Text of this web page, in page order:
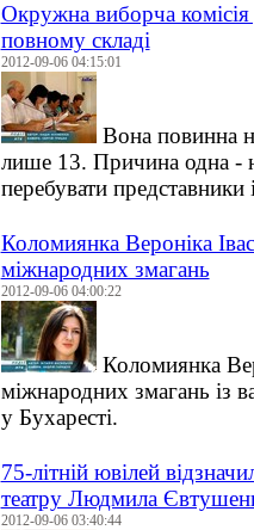
Окружна виборча
повному складі
2012-09-06 04:15:01
Вона повинна
лише 13. Причина одна -
перебувати
Коломиянка Вероніка
міжнародних змагань
2012-09-06 04:00:22
Коломиянка
міжнародних змагань із
у Бухаресті.
75-літній ювілей
театру Людмила
2012-09-06 03:40:44